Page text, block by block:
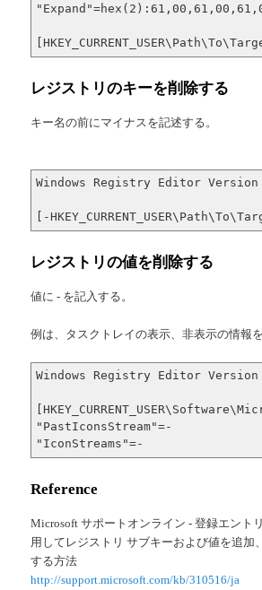
レジストリのキーを削除する
キー名の前にマイナスを記述する。
Windows Registry Editor Version
[-
レジストリの値を削除する
値に - を記入する。
例は、タスクトレイの表示、非表示の情報を
Windows Registry Editor Version
"PastIconsStream"=-
"IconStreams"=-
Reference
Microsoft サポートオンライン - 登録エント
用してレジストリ サブキーおよび値を追加
する方法
http://support.microsoft.com/kb/310516/ja